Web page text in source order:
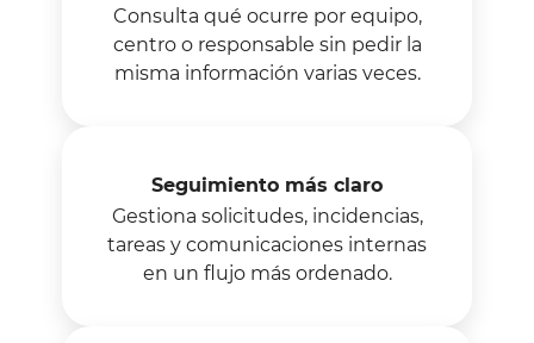
Consulta qué ocurre por equipo,
centro o responsable sin pedir la
misma información varias veces.
Seguimiento más claro
Gestiona solicitudes, incidencias,
tareas y comunicaciones internas
en un flujo más ordenado.